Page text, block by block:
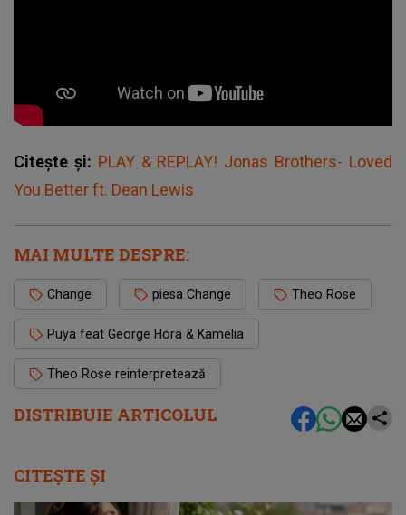
DISTRIBUIE ARTICOLUL
Citește și: PLAY & REPLAY! Jonas Brothers- Loved
You Better ft. Dean Lewis
MAI MULTE DESPRE:
Change piesa Change Theo Rose
Puya feat George Hora & Kamelia
Theo Rose reinterpretează
CITEȘTE ȘI